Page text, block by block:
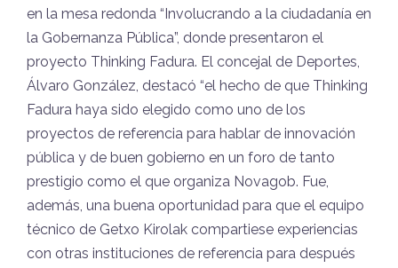
en la mesa redonda “Involucrando a la ciudadanía en
la Gobernanza Pública”, donde presentaron el
proyecto Thinking Fadura. El concejal de Deportes,
Álvaro González, destacó “el hecho de que Thinking
Fadura haya sido elegido como uno de los
proyectos de referencia para hablar de innovación
pública y de buen gobierno en un foro de tanto
prestigio como el que organiza Novagob. Fue,
además, una buena oportunidad para que el equipo
técnico de Getxo Kirolak compartiese experiencias
con otras instituciones de referencia para después